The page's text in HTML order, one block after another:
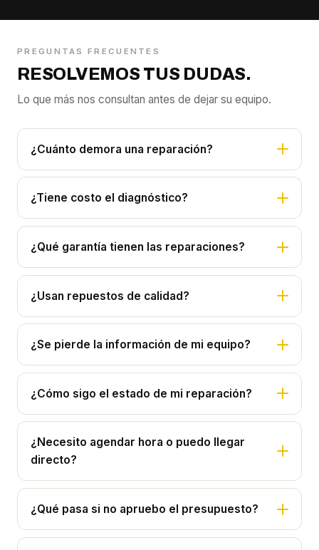
PREGUNTAS FRECUENTES
RESOLVEMOS TUS DUDAS.
Lo que más nos consultan antes de dejar su equipo.
¿Cuánto demora una reparación?
¿Tiene costo el diagnóstico?
¿Qué garantía tienen las reparaciones?
¿Usan repuestos de calidad?
¿Se pierde la información de mi equipo?
¿Cómo sigo el estado de mi reparación?
¿Necesito agendar hora o puedo llegar
directo?
¿Qué pasa si no apruebo el presupuesto?